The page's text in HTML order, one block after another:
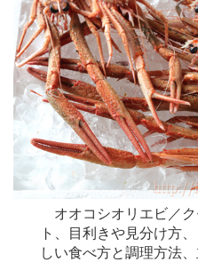
オオコシオリエビ／
ト、目利きや見分け方
しい食べ方と調理方法